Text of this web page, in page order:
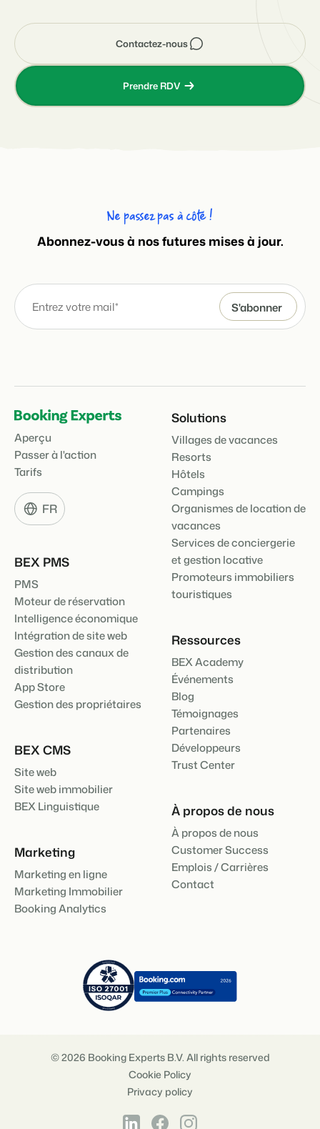
Prendre RDV
Contactez-nous
Ne passez pas à côté !
Abonnez-vous à nos futures mises à jour.
Aperçu
Passer à l'action
Tarifs
FR
BEX PMS
PMS
Moteur de réservation
Intelligence économique
Intégration de site web
Gestion des canaux de
distribution
App Store
Gestion des propriétaires
BEX CMS
Site web
Site web immobilier
BEX Linguistique
Marketing
Marketing en ligne
Marketing Immobilier
Booking Analytics
Solutions
Villages de vacances
Resorts
Hôtels
Campings
Organismes de location de
vacances
Services de conciergerie
et gestion locative
Promoteurs immobiliers
touristiques
Ressources
BEX Academy
Événements
Blog
Témoignages
Partenaires
Développeurs
Trust Center
À propos de nous
À propos de nous
Customer Success
Emplois / Carrières
Contact
© 2026 Booking Experts B.V. All rights reserved
Cookie Policy
Privacy policy